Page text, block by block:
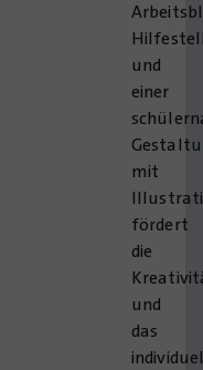
und
einer
mit
fördert
die
und
das